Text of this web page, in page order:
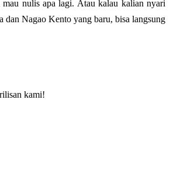
nulis apa lagi. Atau kalau kalian nyari
dan Nagao Kento yang baru, bisa langsung
kami!